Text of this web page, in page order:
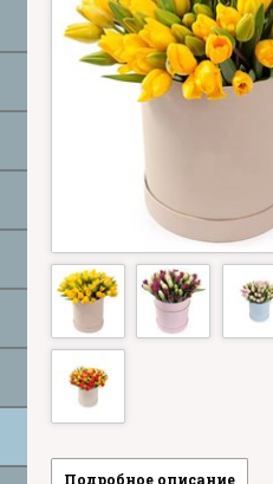
Подробное описание